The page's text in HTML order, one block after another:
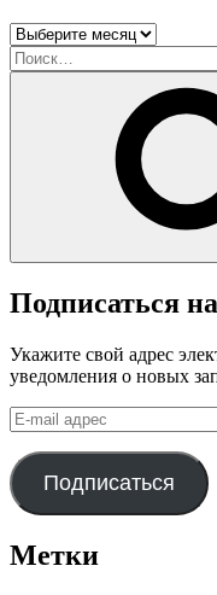
Архив
блога
Искать:
Подписаться
Укажите свой адрес
уведомления о новых
E-
mail
адрес
Подписаться
Метки